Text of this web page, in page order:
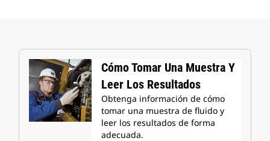
Cómo Tomar Una Muestra Y
Leer Los Resultados
Obtenga información de cómo
tomar una muestra de fluido y
leer los resultados de forma
adecuada.